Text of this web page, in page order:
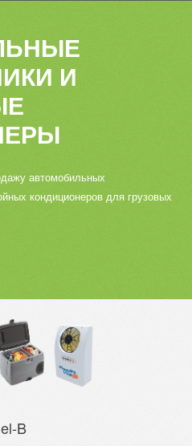
И
автомобильных
кондиционеров для грузовых
B